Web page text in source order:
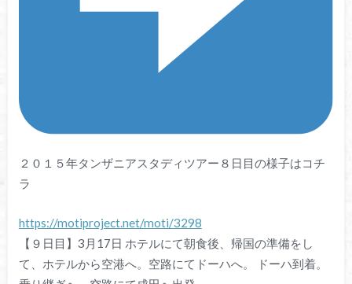
２０１５年タンザニアスタディツアー８日目の様子はコチ
ラ
https://motiproject.net/moti/3298
【９日目】3月17日 ホテルにて朝食後、帰国の準備をし
て、ホテルから空港へ。空路にてドーハへ。 ドーハ到着。